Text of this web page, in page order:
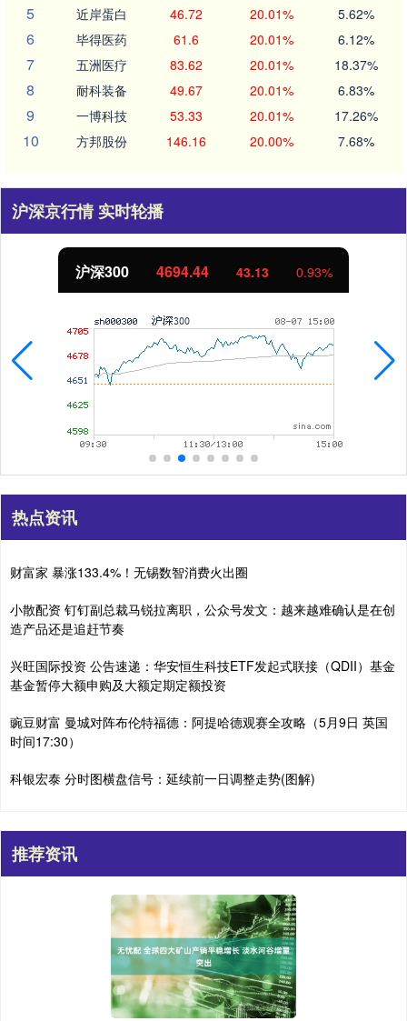
5 近岸蛋白 46.72 20.01% 5.62%
6 毕得医药 61.6 20.01% 6.12%
7 五洲医疗 83.62 20.01% 18.37%
8 耐科装备 49.67 20.01% 6.83%
9 一博科技 53.33 20.01% 17.26%
10 方邦股份 146.16 20.00% 7.68%
沪深京行情 实时轮播
北证50 1134.24
热点资讯
财富家 暴涨133.4%！无锡数智消费火出圈
小散配资 钉钉副总裁马锐拉离职，公众号发文：越来越难确认是在创
造产品还是追赶节奏
兴旺国际投资 公告速递：华安恒生科技ETF发起式联接（QDII）基金
基金暂停大额申购及大额定期定额投资
豌豆财富 曼城对阵布伦特福德：阿提哈德观赛全攻略（5月9日 英国
时间17:30）
科银宏泰 分时图横盘信号：延续前一日调整走势(图解)
推荐资讯